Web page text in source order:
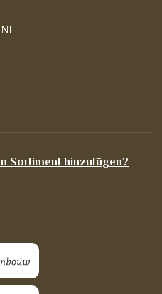
Sortiment hinzufügen?